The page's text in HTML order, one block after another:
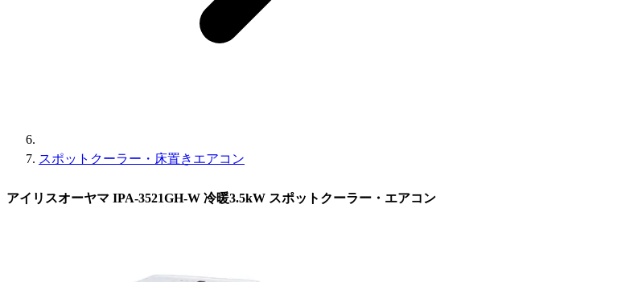
スポットクーラー・床置きエアコン
アイリスオーヤマ IPA-3521GH-W 冷暖3.5kW スポットクーラー・エアコン